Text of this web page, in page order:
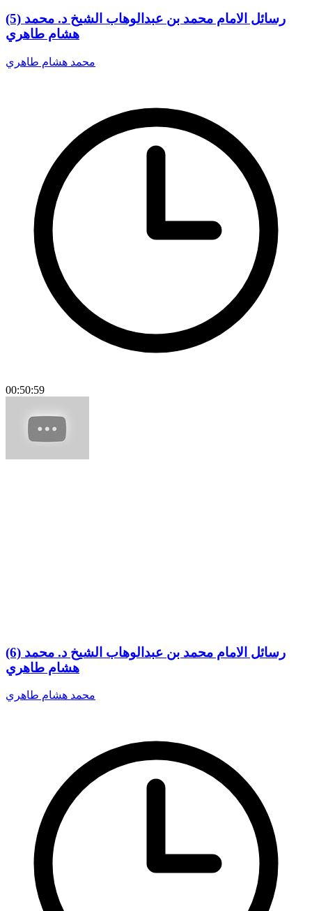
(5) رسائل الامام محمد بن عبدالوهاب الشيخ د. محمد
هشام طاهري
محمد هشام طاهري
00:50:59
(6) رسائل الامام محمد بن عبدالوهاب الشيخ د. محمد
هشام طاهري
محمد هشام طاهري